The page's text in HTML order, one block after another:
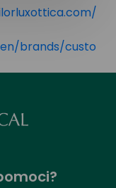
brands/custo